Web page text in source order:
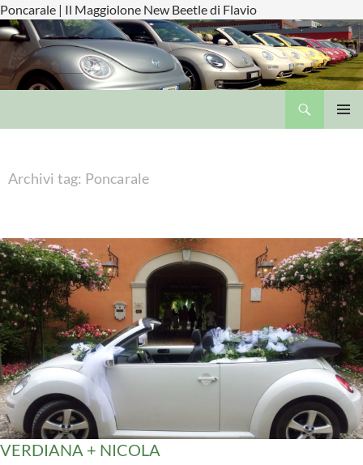
Poncarale | Il Maggiolone New Beetle di Flavio
Archivi tag: Poncarale
VERDIANA + NICOLA